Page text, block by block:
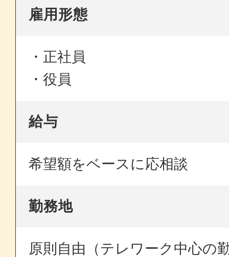
雇用形態
・正社員
・役員
給与
希望額をベースに応相談
勤務地
原則自由（テレワーク中心の